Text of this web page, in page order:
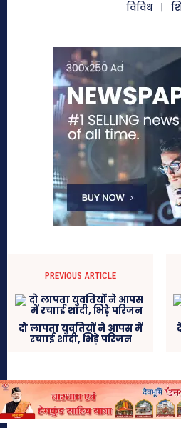
विविध
PREVIOUS ARTICLE
दो लापता युवतियों ने आपस में
रचााई शादी, भिड़े परिजन